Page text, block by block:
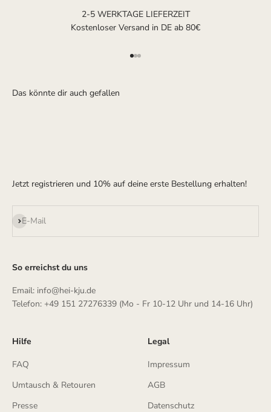
2-5 WERKTAGE LIEFERZEIT
Kostenloser Versand in DE ab 80€
Jetzt registrieren und 10% auf deine erste Bestellung erhalten!
E-Mail
Abonnieren
So erreichst du uns
Email: info@hei-kju.de
Telefon: +49 151 27276339 (Mo - Fr 10-12 Uhr und 14-16 Uhr)
Hilfe
FAQ
Umtausch & Retouren
Presse
Legal
Impressum
AGB
Datenschutz